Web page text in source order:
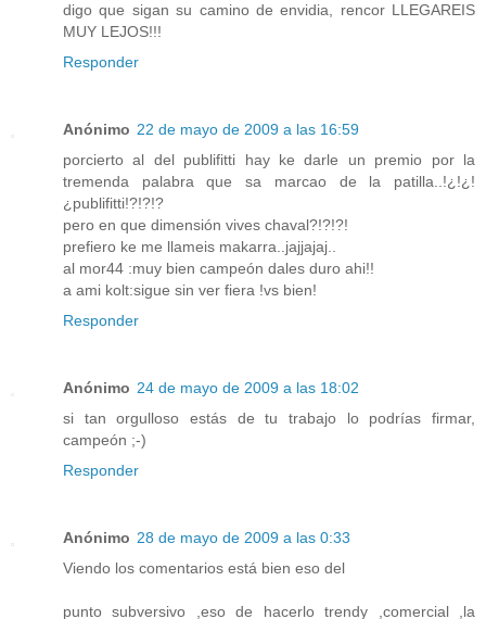
digo que sigan su camino de envidia, rencor LLEGAREIS
MUY LEJOS!!!
Responder
Anónimo 22 de mayo de 2009 a las 16:59
porcierto al del publifitti hay ke darle un premio por la
tremenda palabra que sa marcao de la patilla..!¿!¿!
¿publifitti!?!?!?
pero en que dimensión vives chaval?!?!?!
prefiero ke me llameis makarra..jajjajaj..
al mor44 :muy bien campeón dales duro ahi!!
a ami kolt:sigue sin ver fiera !vs bien!
Responder
Anónimo 24 de mayo de 2009 a las 18:02
si tan orgulloso estás de tu trabajo lo podrías firmar,
campeón ;-)
Responder
Anónimo 28 de mayo de 2009 a las 0:33
Viendo los comentarios está bien eso del
punto subversivo ,eso de hacerlo trendy ,comercial ,la